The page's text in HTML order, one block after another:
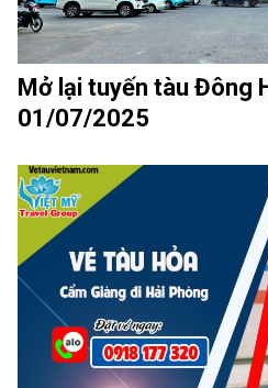
Mở lại tuyến tàu Đông
01/07/2025